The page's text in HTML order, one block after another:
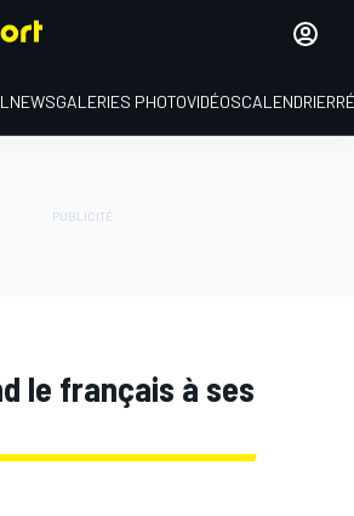
NEWSGALERIES PHOTOVIDÉOSCALENDRIER
le français à ses